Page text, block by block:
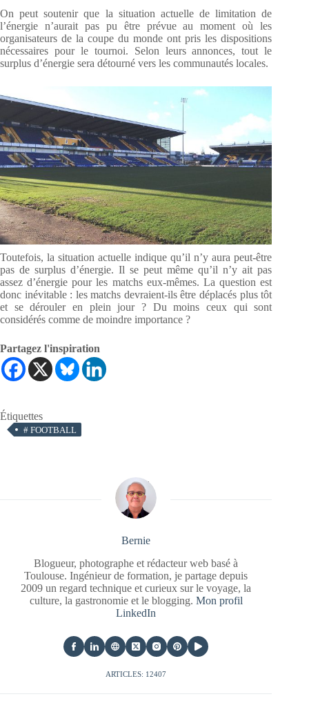
On peut soutenir que la situation actuelle de limitation de
l’énergie n’aurait pas pu être prévue au moment où les
organisateurs de la coupe du monde ont pris les dispositions
nécessaires pour le tournoi. Selon leurs annonces, tout le
surplus d’énergie sera détourné vers les communautés locales.
Toutefois, la situation actuelle indique qu’il n’y aura peut-être
pas de surplus d’énergie. Il se peut même qu’il n’y ait pas
assez d’énergie pour les matchs eux-mêmes. La question est
donc inévitable : les matchs devraient-ils être déplacés plus tôt
et se dérouler en plein jour ? Du moins ceux qui sont
considérés comme de moindre importance ?
Partagez l'inspiration
Étiquettes
# FOOTBALL
Bernie
Blogueur, photographe et rédacteur web basé à
Toulouse. Ingénieur de formation, je partage depuis
2009 un regard technique et curieux sur le voyage, la
culture, la gastronomie et le blogging. Mon profil
LinkedIn
ARTICLES: 12407